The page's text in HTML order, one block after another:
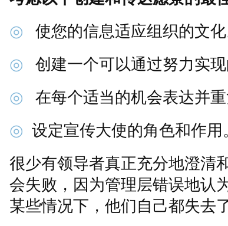
◎
使您的信息适应组织的文化
◎
创建一个可以通过努力实现
◎
在每个适当的机会表达并重
◎ 设定宣传大使的角色和作用
很少有领导者真正充分地澄清
会失败，因为管理层错误地认
某些情况下，他们自己都失去